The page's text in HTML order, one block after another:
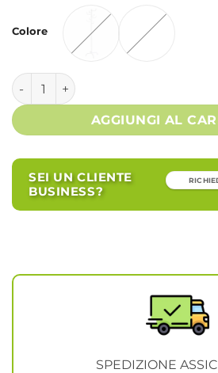
Colore
Appendiabiti bianco - GABRIEL
AGGIUNGI AL
SEI UN CLIENTE
BUSINESS?
SPEDIZIONE